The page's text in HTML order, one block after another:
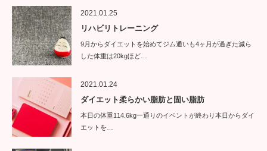
2021.01.25
リハビリトレーニング
9月からダイエットを始めてジム通いも4ヶ月が過ぎた減ら
した体重は20kgほど…
2021.01.24
ダイエット柔らかい脂肪と固い脂肪
本日の体重114.6kg一通りのイベントが終わり本日からダイ
エットを…